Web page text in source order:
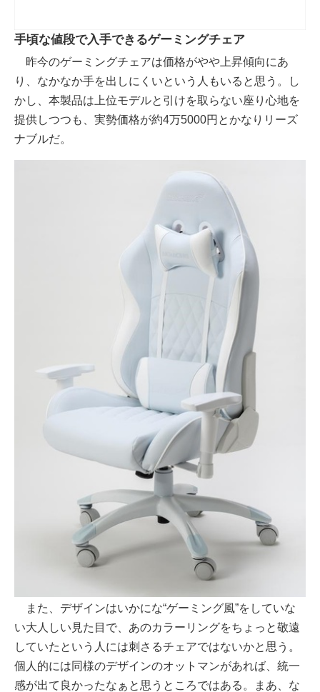
手頃な値段で入手できるゲーミングチェア
昨今のゲーミングチェアは価格がやや上昇傾向にあ
り、なかなか手を出しにくいという人もいると思う。し
かし、本製品は上位モデルと引けを取らない座り心地を
提供しつつも、実勢価格が約4万5000円とかなりリーズ
ナブルだ。
また、デザインはいかにな“ゲーミング風”をしていな
い大人しい見た目で、あのカラーリングをちょっと敬遠
していたという人には刺さるチェアではないかと思う。
個人的には同様のデザインのオットマンがあれば、統一
感が出て良かったなぁと思うところではある。まあ、な